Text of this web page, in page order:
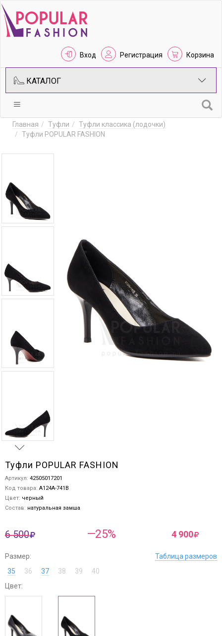
Вход Регистрация Корзина
КАТАЛОГ
Главная Туфли
Туфли классика (лодочки)
Туфли POPULAR FASHION
Туфли POPULAR FASHION
Артикул: 42505017201
Код товара: A124A-741B
Цвет: черный
Состав: натуральная замша
6 500 —25% 4 900
Размер:
Таблица размеров
35
36 37 38 39
40
Цвет: